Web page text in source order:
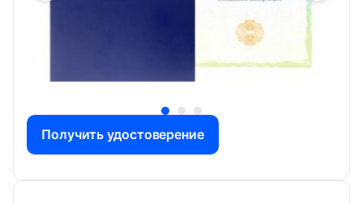
Получить удостоверение